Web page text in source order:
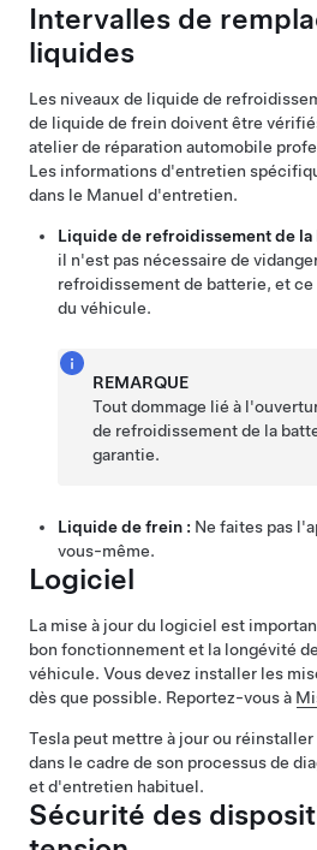
Intervalles de
liquides
Les niveaux de liquide de
de liquide de frein doivent être
atelier de réparation automobile
Les informations d'entretien
dans le Manuel d'entretien.
Liquide de refroidissement de la
il n'est pas nécessaire de
refroidissement de batterie, et
du véhicule.
REMARQUE
Tout dommage lié à
de refroidissement de la
garantie.
Liquide de frein : Ne faites pas
vous-même.
Logiciel
La mise à jour du logiciel est
bon fonctionnement et la longévité
véhicule. Vous devez installer les
dès que possible. Reportez-vous à
Tesla peut mettre à jour ou
dans le cadre de son processus de
et d'entretien habituel.
Sécurité des